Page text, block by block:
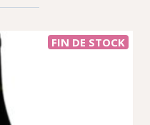
popularité
FIN DE STOCK